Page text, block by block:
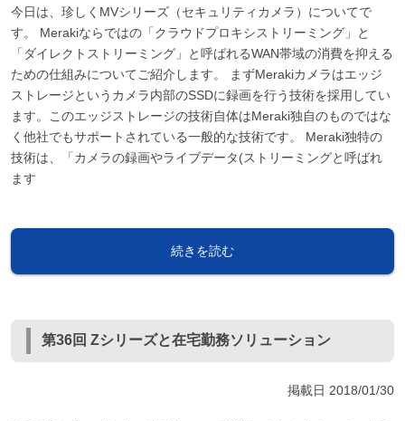
今日は、珍しくMVシリーズ（セキュリティカメラ）についてで
す。 Merakiならではの「クラウドプロキシストリーミング」と
「ダイレクトストリーミング」と呼ばれるWAN帯域の消費を抑える
ための仕組みについてご紹介します。 まずMerakiカメラはエッジ
ストレージというカメラ内部のSSDに録画を行う技術を採用してい
ます。このエッジストレージの技術自体はMeraki独自のものではな
く他社でもサポートされている一般的な技術です。 Meraki独特の
技術は、「カメラの録画やライブデータ(ストリーミングと呼ばれ
ます
続きを読む
第36回 Zシリーズと在宅勤務ソリューション
掲載日2018/01/30